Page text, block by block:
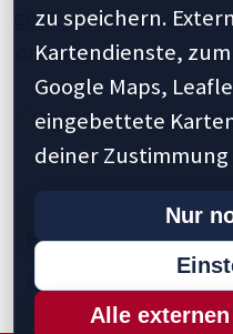
geht es zurück zum
one way.
Previous 1 5 9
Next »
zu speichern.
Kartendienste,
Google Maps,
eingebettete
deiner
Nur
Alle